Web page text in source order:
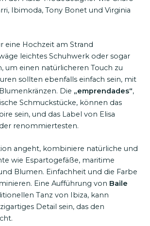
Ibimoda, Tony Bonet und Virginia
eine Hochzeit am Strand
leichtes Schuhwerk oder sogar
um einen natürlicheren Touch zu
sollten ebenfalls einfach sein, mit
Die „emprendades“,
Schmuckstücke, können das
sein, und das Label von Elisa
renommiertesten.
angeht, kombiniere natürliche und
wie Espartogefäße, maritime
Blumen. Einfachheit und die Farbe
Eine Aufführung von Baile
Tanz von Ibiza, kann
Detail sein, das den